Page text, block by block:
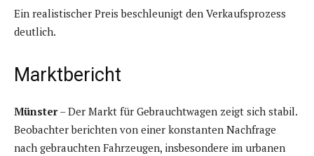
Ein realistischer Preis beschleunigt den Verkaufsprozess
deutlich.
Marktbericht
Münster– Der Markt für Gebrauchtwagen zeigt sich stabil.
Beobachter berichten von einer konstanten Nachfrage
nach gebrauchten Fahrzeugen, insbesondere im urbanen